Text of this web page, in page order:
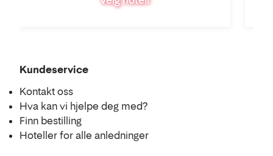
Kundeservice
Kontakt oss
Hva kan vi hjelpe deg med?
Finn bestilling
Hoteller for alle anledninger